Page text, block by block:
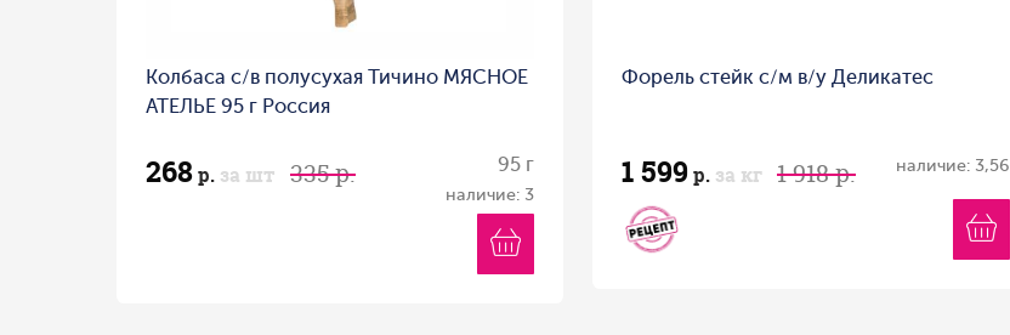
Колбаса с/в полусухая Тичино МЯСНОЕ
АТЕЛЬЕ 95 г Россия
268р. за шт 335 р. 95 г
наличие: 3
Форель стейк с/м в/у Деликатес
1 599р. за кг 1 918 р. наличие: 3,56